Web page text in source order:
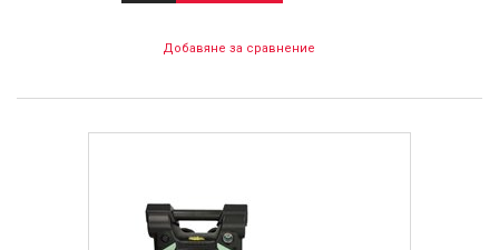
Добавяне за сравнение